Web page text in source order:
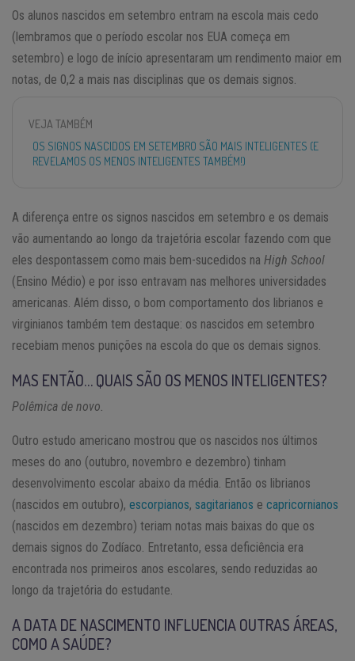
Os alunos nascidos em setembro entram na escola mais cedo
(lembramos que o período escolar nos EUA começa em
setembro) e logo de início apresentaram um rendimento maior em
notas, de 0,2 a mais nas disciplinas que os demais signos.
VEJA TAMBÉM
OS SIGNOS NASCIDOS EM SETEMBRO SÃO MAIS INTELIGENTES (E
REVELAMOS OS MENOS INTELIGENTES TAMBÉM!)
A diferença entre os signos nascidos em setembro e os demais
vão aumentando ao longo da trajetória escolar fazendo com que
eles despontassem como mais bem-sucedidos na High School
(Ensino Médio) e por isso entravam nas melhores universidades
americanas. Além disso, o bom comportamento dos librianos e
virginianos também tem destaque: os nascidos em setembro
recebiam menos punições na escola do que os demais signos.
MAS ENTÃO… QUAIS SÃO OS MENOS INTELIGENTES?
Polêmica de novo.
Outro estudo americano mostrou que os nascidos nos últimos
meses do ano (outubro, novembro e dezembro) tinham
desenvolvimento escolar abaixo da média. Então os librianos
(nascidos em outubro), escorpianos, sagitarianos e capricornianos
(nascidos em dezembro) teriam notas mais baixas do que os
demais signos do Zodíaco. Entretanto, essa deficiência era
encontrada nos primeiros anos escolares, sendo reduzidas ao
longo da trajetória do estudante.
A DATA DE NASCIMENTO INFLUENCIA OUTRAS ÁREAS,
COMO A SAÚDE?